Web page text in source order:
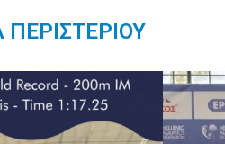
ΠΕΡΙΣΤΕΡΙΟΥ